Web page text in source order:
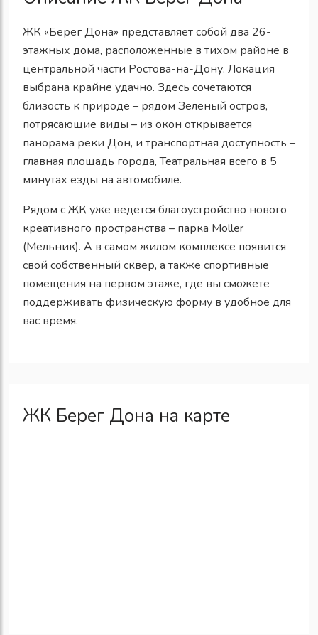
ЖК «Берег Дона» представляет собой два 26-
этажных дома, расположенные в тихом районе в
центральной части Ростова-на-Дону. Локация
выбрана крайне удачно. Здесь сочетаются
близость к природе – рядом Зеленый остров,
потрясающие виды – из окон открывается
панорама реки Дон, и транспортная доступность –
главная площадь города, Театральная всего в 5
минутах езды на автомобиле.
Рядом с ЖК уже ведется благоустройство нового
креативного пространства – парка Moller
(Мельник). А в самом жилом комплексе появится
свой собственный сквер, а также спортивные
помещения на первом этаже, где вы сможете
поддерживать физическую форму в удобное для
вас время.
ЖК Берег Дона на карте